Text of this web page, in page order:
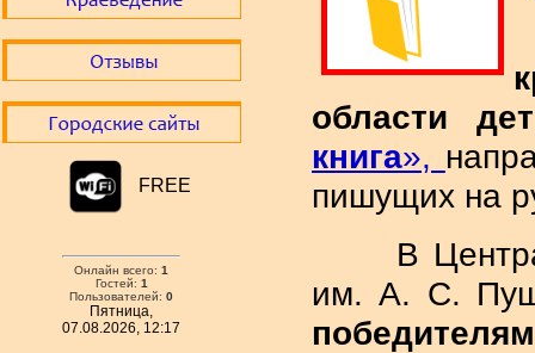
FREE
Онлайн всего: 1
Гостей: 1
Пользователей: 0
Пятница,
07.08.2026, 12:17
области
книга»,
пишущих на
В
им. А. С.